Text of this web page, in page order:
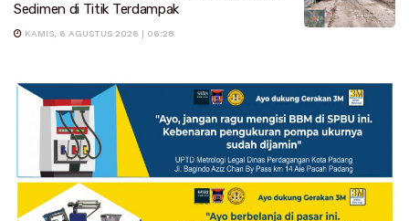
Sedimen di Titik Terdampak
KAMIS, 6 AGUSTUS 2026 | 06:28